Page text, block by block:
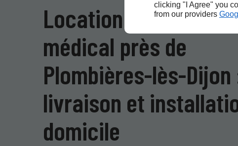
clicking "I Agree" you
from our providers
Location de matériel
médical près de
Plombières-lès-Dijon
livraison et
domicile